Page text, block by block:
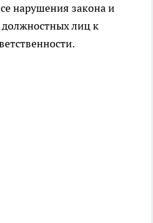
нарушения закона и
лиц к